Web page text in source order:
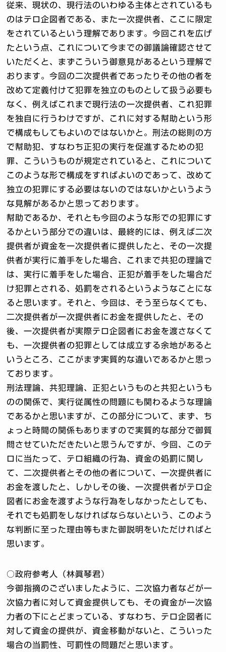
従来、現状の、現行法のいわゆる主体とされているも
のはテロ企図者である、また一次提供者、ここに限定
をされているという理解であります。今回これを広げ
たという点、これについて今までの御議論確認させて
いただくと、まずこういう御意見があるという理解で
おります。今回の二次提供者であったりその他の者を
改めて定義付けて犯罪を独立のものとして扱う必要も
なく、例えばこれまで現行法の一次提供者、これ犯罪
を独自に行うわけですが、これに対する幇助という形
で構成もしてもよいのではないかと。刑法の総則の方
で幇助犯、すなわち正犯の実行を促進するための犯
罪、こういうものが規定されていると、これについて
このような形で構成をすればよいのであって、改めて
独立の犯罪にする必要はないのではないかというよう
な見解があるかと思っております。
幇助であるか、それとも今回のような形での犯罪にす
るかという部分での違いは、最終的には、例えば二次
提供者が資金を一次提供者に提供したと、その一次提
供者が実行に着手をした場合、これまで共犯の理論で
は、実行に着手をした場合、正犯が着手をした場合だ
け犯罪とされる、処罰をされるというようなことにな
ると思います。それと、今回は、そう至らなくても、
二次提供者が一次提供者にお金を提供したと、その
後、一次提供者が実際テロ企図者にお金を渡さなくて
も、一次提供者の犯罪としては成立する余地があると
いうところ、ここがまず実質的な違いであるかと思っ
ております。
刑法理論、共犯理論、正犯というものと共犯というも
のの関係で、実行従属性の問題にも関わるような理論
であるかと思いますが、この部分について、まず、ち
ょっと時間の関係もありますので実質的な部分で御質
問させていただきたいと思うんですが、今回、このテ
ロに当たって、テロ組織の行為、資金の処罰に関し
て、二次提供者とその他の者について、一次提供者に
お金を渡したと、しかしその後、一次提供者がテロ企
図者にお金を渡すような行為をしなかったとしても、
それでも処罰をしなければならないという、このよう
な判断に至った理由等もまた御説明をいただければと
思います。
○政府参考人（林眞琴君）
今御指摘のございましたように、二次協力者などが一
次協力者に対して資金提供しても、その資金が一次協
力者の下にとどまっている、すなわち、テロ企図者に
対して資金の提供が、資金移動がないと、こういった
場合の当罰性、可罰性の問題だと思います。